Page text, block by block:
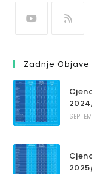
Zadnje Objave